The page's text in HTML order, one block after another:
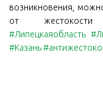
возникновения,
от
#Липецкаяобласть
#Казань